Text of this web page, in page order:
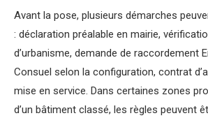
Avant la pose, plusieurs démarches
: déclaration préalable en mairie,
d’urbanisme, demande de raccordement
Consuel selon la configuration, contrat
mise en service. Dans certaines zones
d’un bâtiment classé, les règles peuvent